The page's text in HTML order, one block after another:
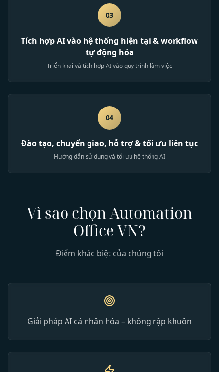
03
Tích hợp AI vào hệ thống hiện tại & workflow
tự động hóa
Triển khai và tích hợp AI vào quy trình làm việc
04
Đào tạo, chuyển giao, hỗ trợ & tối ưu liên tục
Hướng dẫn sử dụng và tối ưu hệ thống AI
Vì sao chọn Automation
Office VN?
Điểm khác biệt của chúng tôi
Giải pháp AI cá nhân hóa – không rập khuôn